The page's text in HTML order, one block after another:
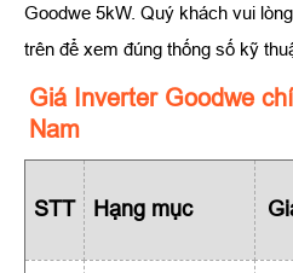
Goodwe 5kW. Quý khách vui
trên để xem đúng thống số kỹ
Giá Inverter Goodwe
Nam
STT Hạng mục